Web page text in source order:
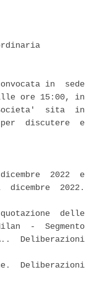
in  sede
ore 15:00, in
Societa'  sita  in
discutere  e
2022  e
2022.
delle
-  Segmento
Deliberazioni
Deliberazioni